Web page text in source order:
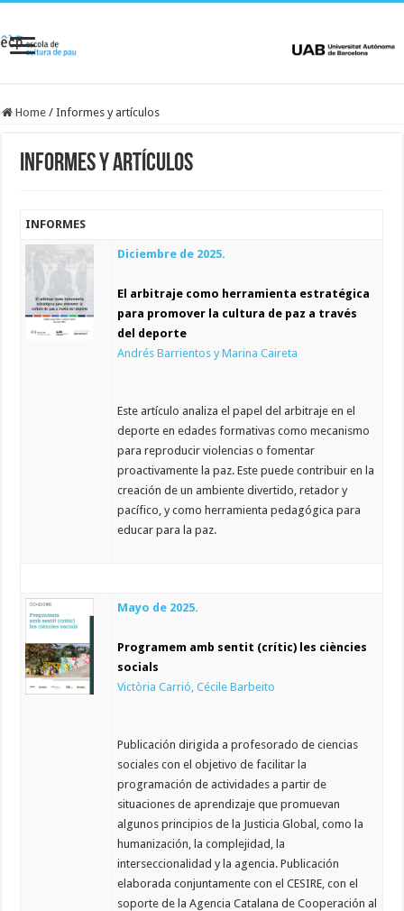
Home / Informes y artículos
Informes y artículos
INFORMES
Diciembre de 2025.
El arbitraje como herramienta estratégica
para promover la cultura de paz a través
del deporte
Andrés Barrientos y Marina Caireta
Este artículo analiza el papel del arbitraje en el
deporte en edades formativas como mecanismo
para reproducir violencias o fomentar
proactivamente la paz. Este puede contribuir en la
creación de un ambiente divertido, retador y
pacífico, y como herramienta pedagógica para
educar para la paz.
Mayo de 2025.
Programem amb sentit (crític) les ciències
socials
Victòria Carrió, Cécile Barbeito
Publicación dirigida a profesorado de ciencias
sociales con el objetivo de facilitar la
programación de actividades a partir de
situaciones de aprendizaje que promuevan
algunos principios de la Justicia Global, como la
humanización, la complejidad, la
interseccionalidad y la agencia. Publicación
elaborada conjuntamente con el CESIRE, con el
soporte de la Agencia Catalana de Cooperación al